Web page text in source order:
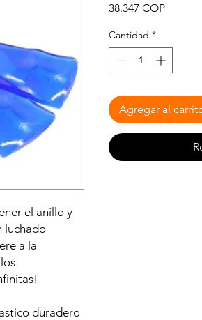
el anillo y
luchado
a la
duradero
38.347 COPPrecio
Cantidad *
Agregar al